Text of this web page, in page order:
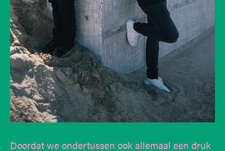
Doordat we ondertussen ook allemaal een druk